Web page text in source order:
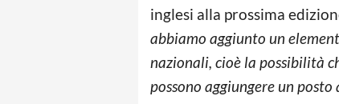
inglesi alla prossima
abbiamo aggiunto un
nazionali, cioè la possibilità
possono aggiungere un